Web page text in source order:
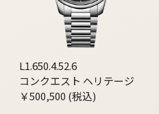
L1.650.4.52.6
コンクエスト ヘリテージ
￥500,500 (税込)